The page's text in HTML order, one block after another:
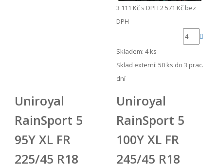
3 111 Kč s DPH 2 571 Kč bez
DPH
Skladem: 4 ks
Sklad externí: 50 ks do 3 prac.
dní
Uniroyal
RainSport 5
95Y XL FR
225/45 R18
Uniroyal
RainSport 5
100Y XL FR
245/45 R18